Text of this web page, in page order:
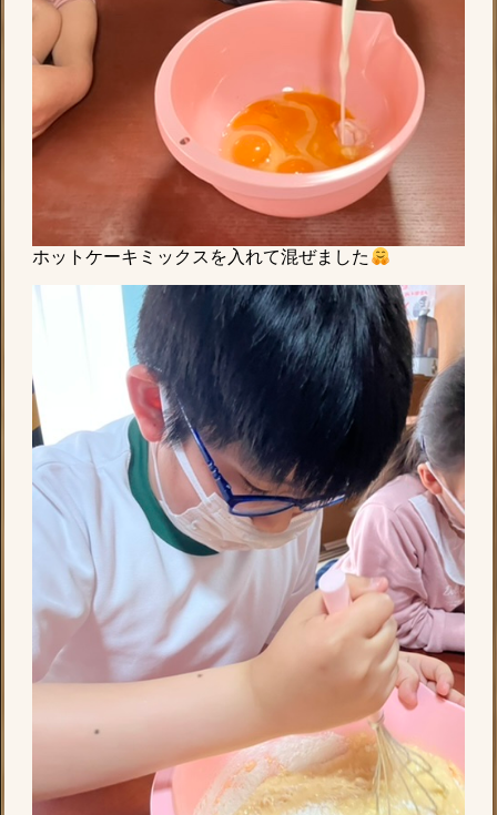
ホットケーキミックスを入れて混ぜました